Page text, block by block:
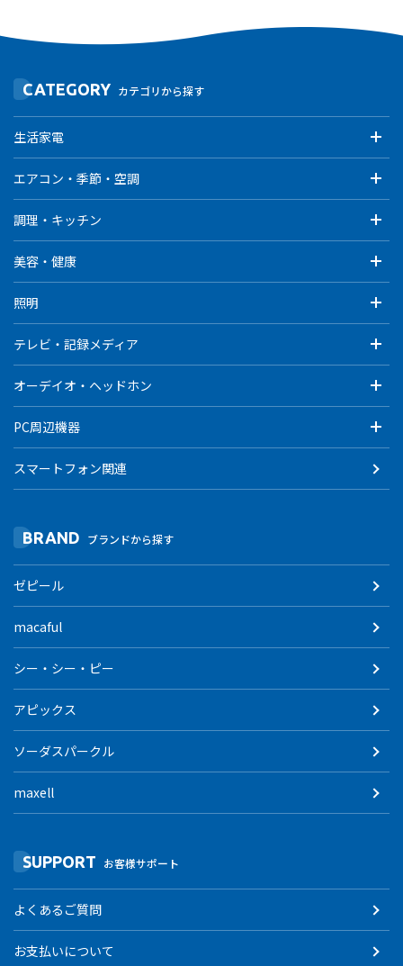
CATEGORY カテゴリから探す
生活家電
エアコン・季節・空調
調理・キッチン
美容・健康
照明
テレビ・記録メディア
オーデイオ・ヘッドホン
PC周辺機器
スマートフォン関連
BRAND ブランドから探す
ゼピール
macaful
シー・シー・ピー
アピックス
ソーダスパークル
maxell
SUPPORT お客様サポート
よくあるご質問
お支払いについて